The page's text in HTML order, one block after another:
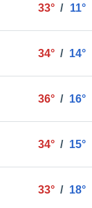
33° / 11°
34° / 14°
36° / 16°
34° / 15°
33° / 18°